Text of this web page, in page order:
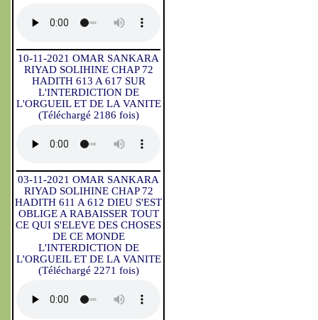
10-11-2021 OMAR SANKARA
RIYAD SOLIHINE CHAP 72
HADITH 613 A 617 SUR
L'INTERDICTION DE
L'ORGUEIL ET DE LA VANITE
(Téléchargé 2186 fois)
03-11-2021 OMAR SANKARA
RIYAD SOLIHINE CHAP 72
HADITH 611 A 612 DIEU S'EST
OBLIGE A RABAISSER TOUT
CE QUI S'ELEVE DES CHOSES
DE CE MONDE
L'INTERDICTION DE
L'ORGUEIL ET DE LA VANITE
(Téléchargé 2271 fois)